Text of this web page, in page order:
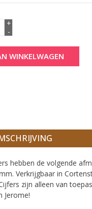
+
-
WINKELWAGEN
hebben de volgende
Verkrijgbaar in
zijn alleen van
Jerome!